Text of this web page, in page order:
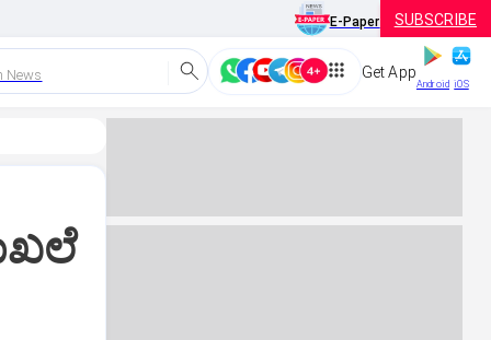
E-Paper SUBSCRIBE
News Get App
Android iOS